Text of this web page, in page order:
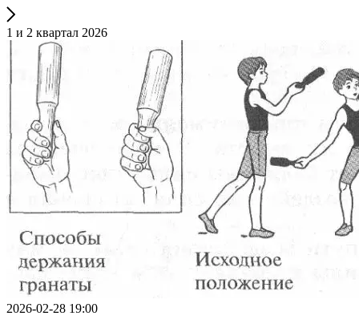
1 и 2 квартал 2026
2026-02-28 19:00